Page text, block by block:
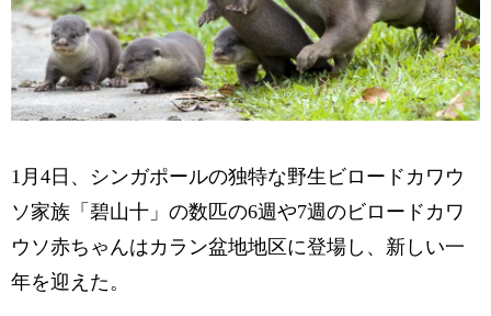
1月4日、シンガポールの独特な野生ビロードカワウ
ソ家族「碧山十」の数匹の6週や7週のビロードカワ
ウソ赤ちゃんはカラン盆地地区に登場し、新しい一
年を迎えた。